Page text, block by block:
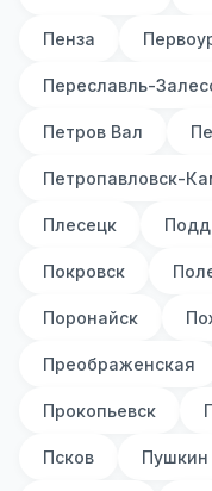
Пенза
Переславль-
Петров Вал
Петропавловск-
Плесецк
Покровск
Поронайск
Преображенская
Прокопьевск
Псков Пушкин